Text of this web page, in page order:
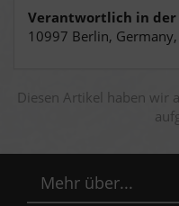
Verantwortlich in der
10997 Berlin,
Diesen Artikel haben wir
Mehr über...